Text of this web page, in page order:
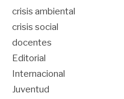
crisis ambiental
crisis social
docentes
Editorial
Internacional
Juventud